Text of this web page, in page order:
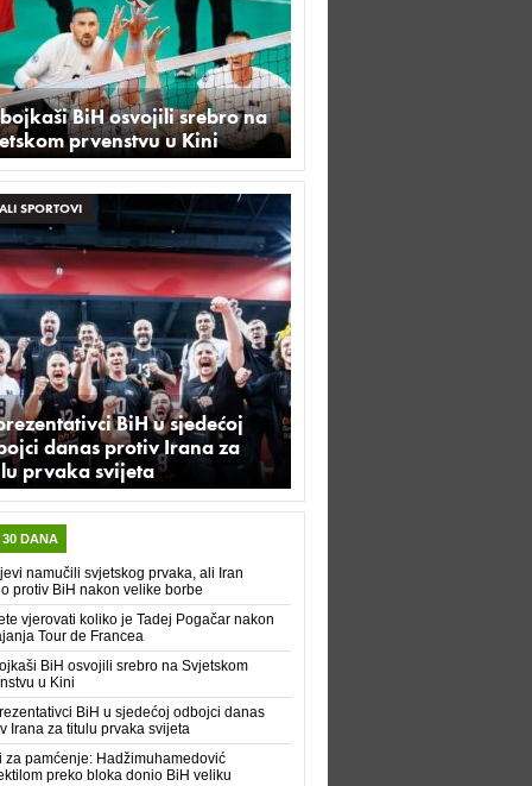
BiH osvojili srebro na
prvenstvu u Kini
SPORTOVI
BiH u sjedećoj
danas protiv Irana za
prvaka svijeta
30 DANA
namučili svjetskog prvaka, ali Iran
protiv BiH nakon velike borbe
vjerovati koliko je Tadej Pogačar nakon
Tour de Francea
BiH osvojili srebro na Svjetskom
u Kini
BiH u sjedećoj odbojci danas
Irana za titulu prvaka svijeta
za pamćenje: Hadžimuhamedović
preko bloka donio BiH veliku